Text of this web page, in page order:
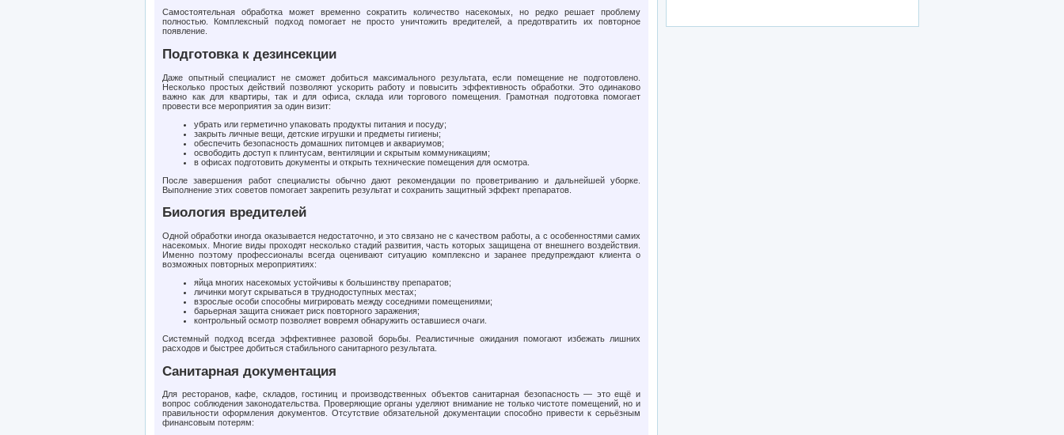
Самостоятельная обработка может временно сократить количество насекомых, но редко решает проблему
полностью. Комплексный подход помогает не просто уничтожить вредителей, а предотвратить их повторное
появление.
Подготовка к дезинсекции
Даже опытный специалист не сможет добиться максимального результата, если помещение не подготовлено.
Несколько простых действий позволяют ускорить работу и повысить эффективность обработки. Это одинаково
важно как для квартиры, так и для офиса, склада или торгового помещения. Грамотная подготовка помогает
провести все мероприятия за один визит:
убрать или герметично упаковать продукты питания и посуду;
закрыть личные вещи, детские игрушки и предметы гигиены;
обеспечить безопасность домашних питомцев и аквариумов;
освободить доступ к плинтусам, вентиляции и скрытым коммуникациям;
в офисах подготовить документы и открыть технические помещения для осмотра.
После завершения работ специалисты обычно дают рекомендации по проветриванию и дальнейшей уборке.
Выполнение этих советов помогает закрепить результат и сохранить защитный эффект препаратов.
Биология вредителей
Одной обработки иногда оказывается недостаточно, и это связано не с качеством работы, а с особенностями самих
насекомых. Многие виды проходят несколько стадий развития, часть которых защищена от внешнего воздействия.
Именно поэтому профессионалы всегда оценивают ситуацию комплексно и заранее предупреждают клиента о
возможных повторных мероприятиях:
яйца многих насекомых устойчивы к большинству препаратов;
личинки могут скрываться в труднодоступных местах;
взрослые особи способны мигрировать между соседними помещениями;
барьерная защита снижает риск повторного заражения;
контрольный осмотр позволяет вовремя обнаружить оставшиеся очаги.
Системный подход всегда эффективнее разовой борьбы. Реалистичные ожидания помогают избежать лишних
расходов и быстрее добиться стабильного санитарного результата.
Санитарная документация
Для ресторанов, кафе, складов, гостиниц и производственных объектов санитарная безопасность — это ещё и
вопрос соблюдения законодательства. Проверяющие органы уделяют внимание не только чистоте помещений, но и
правильности оформления документов. Отсутствие обязательной документации способно привести к серьёзным
финансовым потерям: